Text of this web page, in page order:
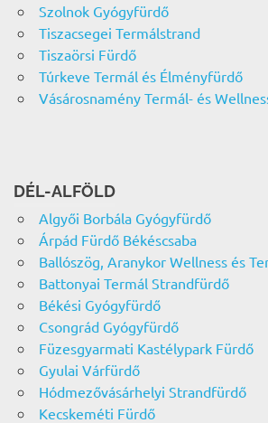
Szolnok Gyógyfürdő
Tiszacsegei Termálstrand
Tiszaörsi Fürdő
Túrkeve Termál és Élményfürdő
Vásárosnamény Termál- és
DÉL-ALFÖLD
Algyői Borbála Gyógyfürdő
Árpád Fürdő Békéscsaba
Ballószög, Aranykor Wellness és
Battonyai Termál Strandfürdő
Békési Gyógyfürdő
Csongrád Gyógyfürdő
Füzesgyarmati Kastélypark Fürdő
Gyulai Várfürdő
Hódmezővásárhelyi Strandfürdő
Kecskeméti Fürdő